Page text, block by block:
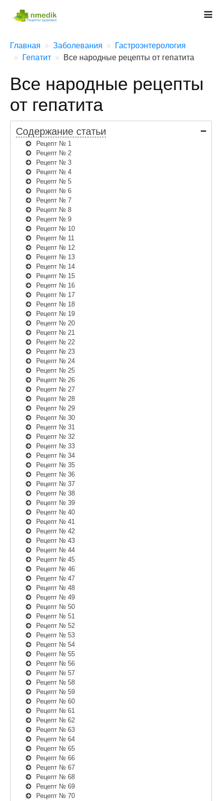
Главная Заболевания
Гастроэнтерология
Гепатит
Все народные рецепты от гепатита
Все народные рецепты
от гепатита
Содержание статьи
Рецепт № 1
Рецепт № 2
Рецепт № 3
Рецепт № 4
Рецепт № 5
Рецепт № 6
Рецепт № 7
Рецепт № 8
Рецепт № 9
Рецепт № 10
Рецепт № 11
Рецепт № 12
Рецепт № 13
Рецепт № 14
Рецепт № 15
Рецепт № 16
Рецепт № 17
Рецепт № 18
Рецепт № 19
Рецепт № 20
Рецепт № 21
Рецепт № 22
Рецепт № 23
Рецепт № 24
Рецепт № 25
Рецепт № 26
Рецепт № 27
Рецепт № 28
Рецепт № 29
Рецепт № 30
Рецепт № 31
Рецепт № 32
Рецепт № 33
Рецепт № 34
Рецепт № 35
Рецепт № 36
Рецепт № 37
Рецепт № 38
Рецепт № 39
Рецепт № 40
Рецепт № 41
Рецепт № 42
Рецепт № 43
Рецепт № 44
Рецепт № 45
Рецепт № 46
Рецепт № 47
Рецепт № 48
Рецепт № 49
Рецепт № 50
Рецепт № 51
Рецепт № 52
Рецепт № 53
Рецепт № 54
Рецепт № 55
Рецепт № 56
Рецепт № 57
Рецепт № 58
Рецепт № 59
Рецепт № 60
Рецепт № 61
Рецепт № 62
Рецепт № 63
Рецепт № 64
Рецепт № 65
Рецепт № 66
Рецепт № 67
Рецепт № 68
Рецепт № 69
Рецепт № 70